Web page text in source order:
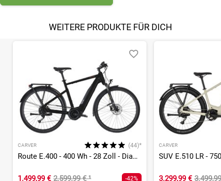
WEITERE PRODUKTE FÜR DICH
CARVER (44)*
Route E.400 - 400 Wh - 28 Zoll - Diamant - 2026
1.499,99 € 2.599,99 €¹ -42%
CARVER
3.299,99 €